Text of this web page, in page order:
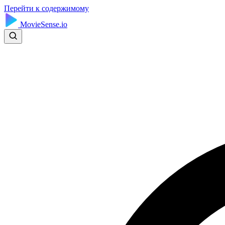
Перейти к содержимому
MovieSense.io